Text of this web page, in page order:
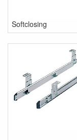
Softclosing